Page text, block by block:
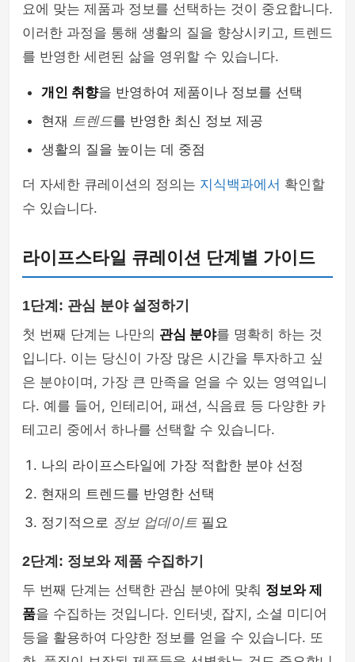
요에 맞는 제품과 정보를 선택하는 것이 중요합니다.
이러한 과정을 통해 생활의 질을 향상시키고, 트렌드
를 반영한 세련된 삶을 영위할 수 있습니다.
개인 취향을 반영하여 제품이나 정보를 선택
현재 트렌드를 반영한 최신 정보 제공
생활의 질을 높이는 데 중점
더 자세한 큐레이션의 정의는 지식백과에서 확인할
수 있습니다.
라이프스타일 큐레이션 단계별 가이드
1단계: 관심 분야 설정하기
첫 번째 단계는 나만의 관심 분야를 명확히 하는 것
입니다. 이는 당신이 가장 많은 시간을 투자하고 싶
은 분야이며, 가장 큰 만족을 얻을 수 있는 영역입니
다. 예를 들어, 인테리어, 패션, 식음료 등 다양한 카
테고리 중에서 하나를 선택할 수 있습니다.
나의 라이프스타일에 가장 적합한 분야 선정
현재의 트렌드를 반영한 선택
정기적으로 정보 업데이트 필요
2단계: 정보와 제품 수집하기
두 번째 단계는 선택한 관심 분야에 맞춰 정보와 제
품을 수집하는 것입니다. 인터넷, 잡지, 소셜 미디어
등을 활용하여 다양한 정보를 얻을 수 있습니다. 또